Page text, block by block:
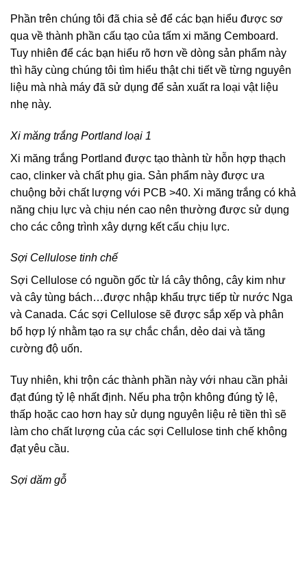
Phần trên chúng tôi đã chia sẻ để các bạn hiểu được sơ
qua về thành phần cấu tạo của tấm xi măng Cemboard.
Tuy nhiên để các bạn hiểu rõ hơn về dòng sản phẩm này
thì hãy cùng chúng tôi tìm hiểu thật chi tiết về từng nguyên
liệu mà nhà máy đã sử dụng để sản xuất ra loại vật liệu
nhẹ này.
Xi măng trắng Portland loại 1
Xi măng trắng Portland được tạo thành từ hỗn hợp thạch
cao, clinker và chất phụ gia. Sản phẩm này được ưa
chuộng bởi chất lượng với PCB >40. Xi măng trắng có khả
năng chịu lực và chịu nén cao nên thường được sử dụng
cho các công trình xây dựng kết cấu chịu lực.
Sợi Cellulose tinh chế
Sợi Cellulose có nguồn gốc từ lá cây thông, cây kim như
và cây tùng bách…được nhập khẩu trực tiếp từ nước Nga
và Canada. Các sợi Cellulose sẽ được sắp xếp và phân
bổ hợp lý nhằm tạo ra sự chắc chắn, dẻo dai và tăng
cường độ uốn.
Tuy nhiên, khi trộn các thành phần này với nhau cần phải
đạt đúng tỷ lệ nhất định. Nếu pha trộn không đúng tỷ lệ,
thấp hoặc cao hơn hay sử dụng nguyên liệu rẻ tiền thì sẽ
làm cho chất lượng của các sợi Cellulose tinh chế không
đạt yêu cầu.
Sợi dăm gỗ